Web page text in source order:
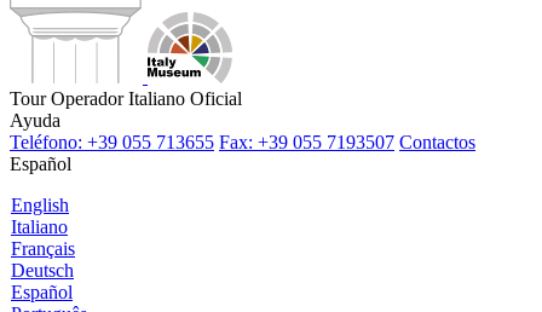
Tour Operador Italiano Oficial
Ayuda
Teléfono: +39 055 713655 Fax: +39 055 7193507 Contactos
Español
English
Italiano
Français
Deutsch
Español